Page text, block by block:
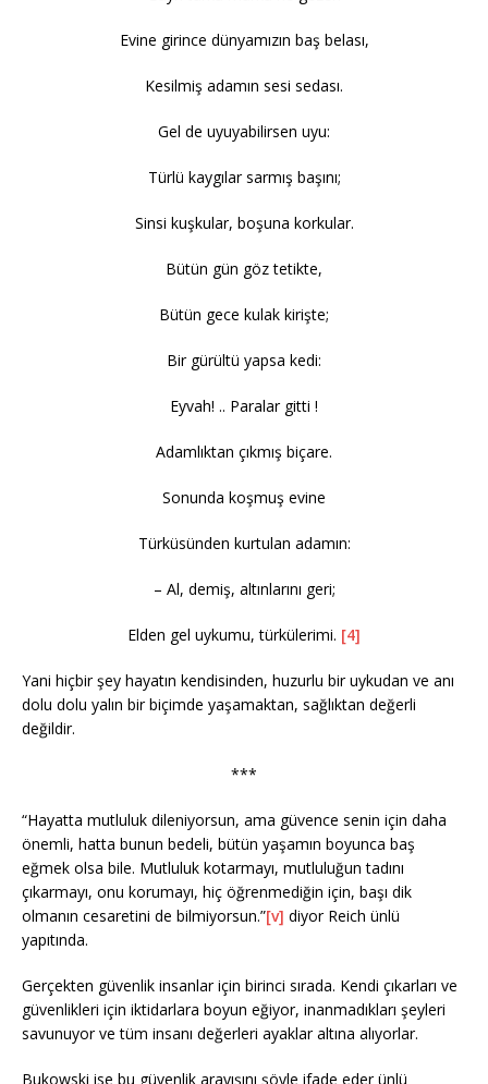
Evine girince dünyamızın baş belası,
Kesilmiş adamın sesi sedası.
Gel de uyuyabilirsen uyu:
Türlü kaygılar sarmış başını;
Sinsi kuşkular, boşuna korkular.
Bütün gün göz tetikte,
Bütün gece kulak kirişte;
Bir gürültü yapsa kedi:
Eyvah! .. Paralar gitti !
Adamlıktan çıkmış biçare.
Sonunda koşmuş evine
Türküsünden kurtulan adamın:
– Al, demiş, altınlarını geri;
Elden gel uykumu, türkülerimi. [4]
Yani hiçbir şey hayatın kendisinden, huzurlu bir uykudan ve anı
dolu dolu yalın bir biçimde yaşamaktan, sağlıktan değerli
değildir.
***
“Hayatta mutluluk dileniyorsun, ama güvence senin için daha
önemli, hatta bunun bedeli, bütün yaşamın boyunca baş
eğmek olsa bile. Mutluluk kotarmayı, mutluluğun tadını
çıkarmayı, onu korumayı, hiç öğrenmediğin için, başı dik
olmanın cesaretini de bilmiyorsun.”[v] diyor Reich ünlü
yapıtında.
Gerçekten güvenlik insanlar için birinci sırada. Kendi çıkarları ve
güvenlikleri için iktidarlara boyun eğiyor, inanmadıkları şeyleri
savunuyor ve tüm insanı değerleri ayaklar altına alıyorlar.
Bukowski ise bu güvenlik arayışını şöyle ifade eder ünlü